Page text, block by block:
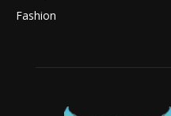
Fashion